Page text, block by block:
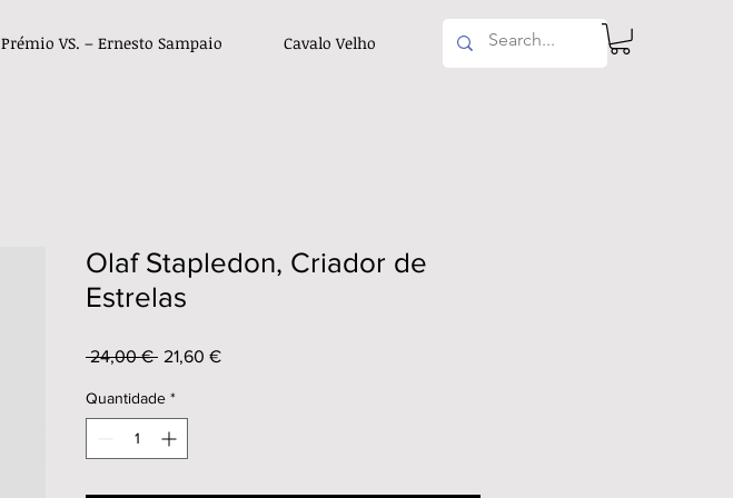
Prémio VS. – Ernesto Sampaio Cavalo Velho
Olaf Stapledon, Criador de
Estrelas
24,00 € Preço
21,60 €Preço
Quantidade *